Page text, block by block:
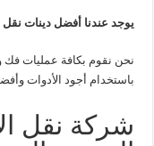
يوجد عندنا أفضل دينات نقل
نحن نقوم بكافة عمليات فك
باستخدام أجود الأدوات
شركة نقل